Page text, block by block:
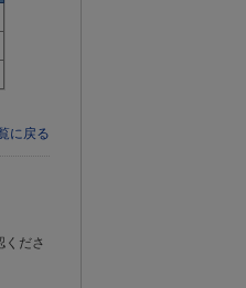
に戻る
くださ